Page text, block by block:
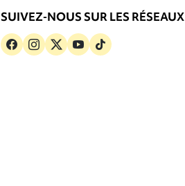
SUIVEZ-NOUS SUR LES RÉSEAUX